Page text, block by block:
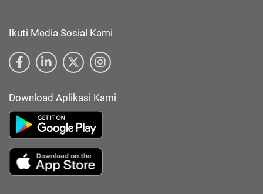
Ikuti Media Sosial Kami
Download Aplikasi Kami